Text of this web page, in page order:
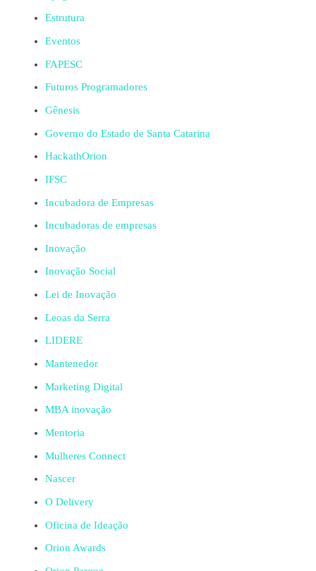
Estrutura
Eventos
FAPESC
Futuros Programadores
Gênesis
Governo do Estado de Santa Catarina
HackathOrion
IFSC
Incubadora de Empresas
Incubadoras de empresas
Inovação
Inovação Social
Lei de Inovação
Leoas da Serra
LIDERE
Mantenedor
Marketing Digital
MBA inovação
Mentoria
Mulheres Connect
Nascer
O Delivery
Oficina de Ideação
Orion Awards